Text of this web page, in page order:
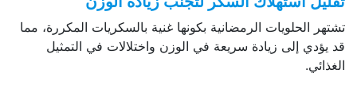
تشتهر الحلويات الرمضانية بكونها غنية بالسكريات المكررة، مما
قد يؤدي إلى زيادة سريعة في الوزن واختلالات في التمثيل
الغذائي.